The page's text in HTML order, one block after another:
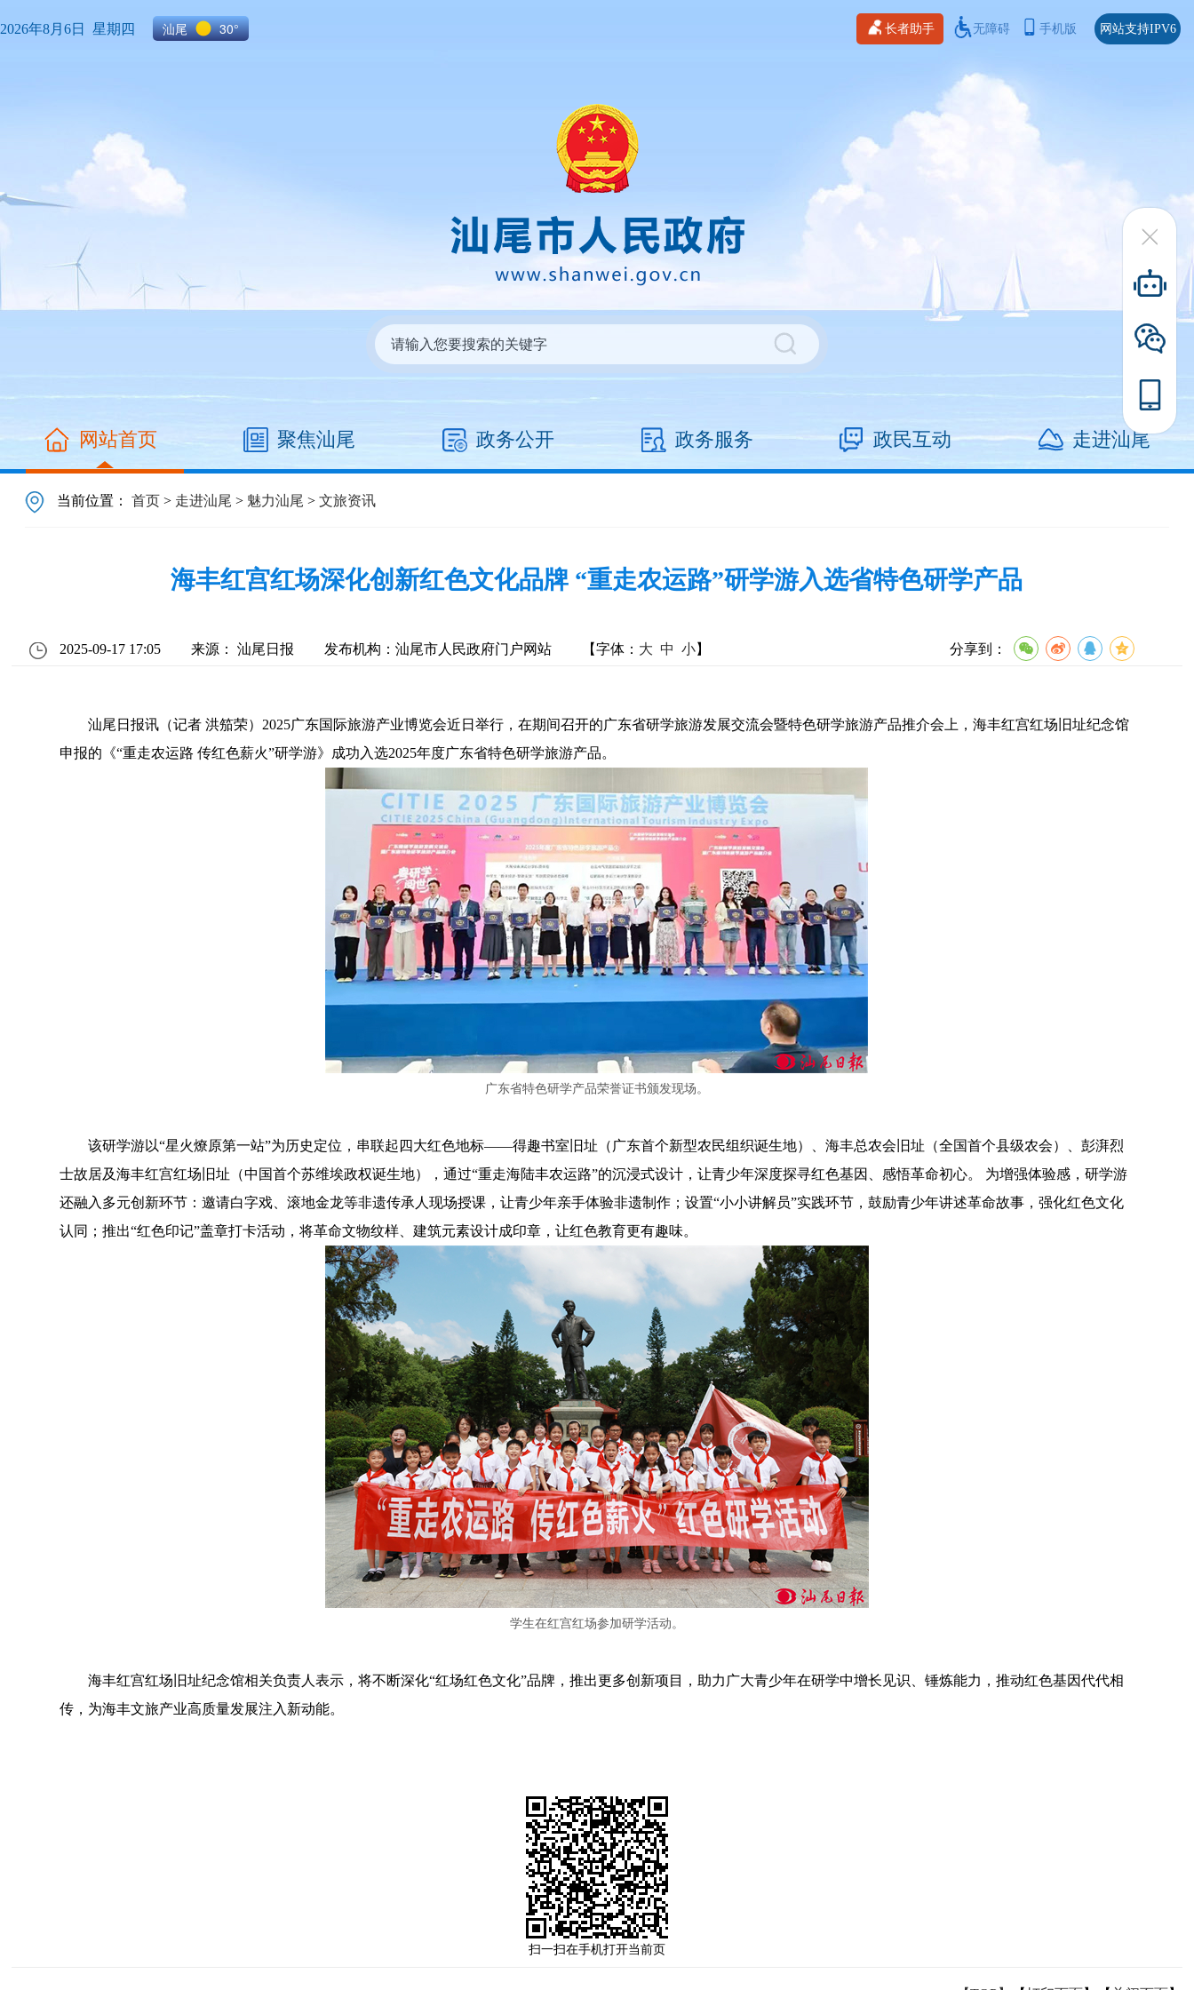
2026年8月6日 星期四 汕尾 30° 长者助手 无障碍 手机版 网站支持IPV6
网站首页 聚焦汕尾 政务公开 政务服务 政民互动 走进汕尾
当前位置：首页 > 走进汕尾 > 魅力汕尾 >文旅资讯
海丰红宫红场深化创新红色文化品牌 “重走农运路”研学游入选省特色研学产品
2025-09-17 17:05 来源： 汕尾日报 发布机构：汕尾市人民政府门户网站 【字体： 大 中 小】 分享到：
汕尾日报讯（记者 洪笳荣）2025广东国际旅游产业博览会近日举行，在期间召开的广东省研学旅游发展交流会暨特色研学旅游产品推介会上，海丰红宫红场旧址纪念馆
申报的《“重走农运路 传红色薪火”研学游》成功入选2025年度广东省特色研学旅游产品。
广东省特色研学产品荣誉证书颁发现场。
该研学游以“星火燎原第一站”为历史定位，串联起四大红色地标——得趣书室旧址（广东首个新型农民组织诞生地）、海丰总农会旧址（全国首个县级农会）、彭湃烈
士故居及海丰红宫红场旧址（中国首个苏维埃政权诞生地），通过“重走海陆丰农运路”的沉浸式设计，让青少年深度探寻红色基因、感悟革命初心。 为增强体验感，研学游
还融入多元创新环节：邀请白字戏、滚地金龙等非遗传承人现场授课，让青少年亲手体验非遗制作；设置“小小讲解员”实践环节，鼓励青少年讲述革命故事，强化红色文化
认同；推出“红色印记”盖章打卡活动，将革命文物纹样、建筑元素设计成印章，让红色教育更有趣味。
学生在红宫红场参加研学活动。
海丰红宫红场旧址纪念馆相关负责人表示，将不断深化“红场红色文化”品牌，推出更多创新项目，助力广大青少年在研学中增长见识、锤炼能力，推动红色基因代代相
传，为海丰文旅产业高质量发展注入新动能。
扫一扫在手机打开当前页